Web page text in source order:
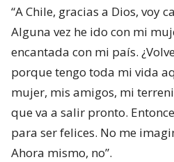
“A Chile, gracias a Dios, voy
Alguna vez he ido con mi
encantada con mi país.
porque tengo toda mi vida
mujer, mis amigos, mi
que va a salir pronto.
para ser felices. No me
Ahora mismo, no”.